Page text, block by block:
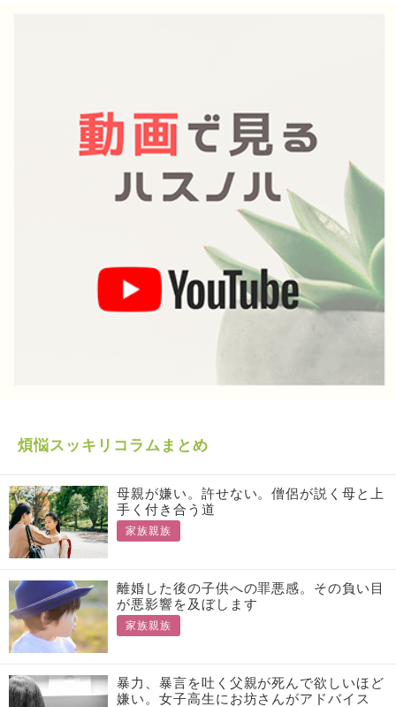
煩悩スッキリコラムまとめ
母親が嫌い。許せない。僧侶が説く母と上
手く付き合う道
家族親族
離婚した後の子供への罪悪感。その負い目
が悪影響を及ぼします
家族親族
暴力、暴言を吐く父親が死んで欲しいほど
嫌い。女子高生にお坊さんがアドバイス